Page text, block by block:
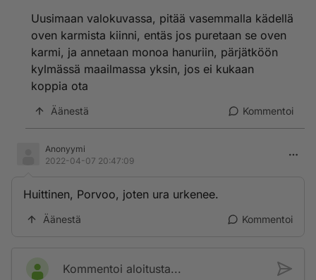
Uusimaan valokuvassa, pitää vasemmalla kädellä
oven karmista kiinni, entäs jos puretaan se oven
karmi, ja annetaan monoa hanuriin, pärjätköön
kylmässä maailmassa yksin, jos ei kukaan
koppia ota
Äänestä Kommentoi
Anonyymi
2022-04-07 20:47:09
Huittinen, Porvoo, joten ura urkenee.
Äänestä Kommentoi
Kommentoi aloitusta...